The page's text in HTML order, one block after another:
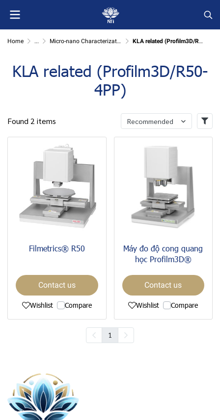
Home ... Micro-nano Characterization KLA related (Profilm3D/R50-4PP)
KLA related (Profilm3D/R50-
4PP)
Found 2 items Recommended
Filmetrics® R50
Contact us
Wishlist Compare
Máy đo độ cong quang
học Profilm3D®
Contact us
Wishlist Compare
1